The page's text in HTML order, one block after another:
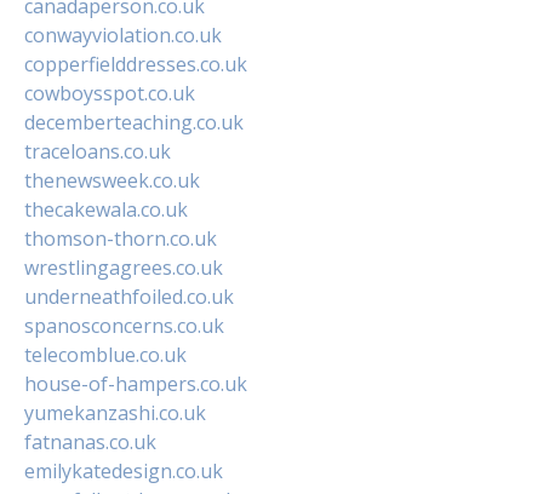
canadaperson.co.uk
conwayviolation.co.uk
copperfielddresses.co.uk
cowboysspot.co.uk
decemberteaching.co.uk
traceloans.co.uk
thenewsweek.co.uk
thecakewala.co.uk
thomson-thorn.co.uk
wrestlingagrees.co.uk
underneathfoiled.co.uk
spanosconcerns.co.uk
telecomblue.co.uk
house-of-hampers.co.uk
yumekanzashi.co.uk
fatnanas.co.uk
emilykatedesign.co.uk